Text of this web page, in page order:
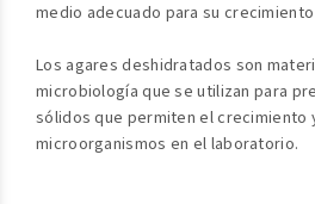
medio adecuado para su
Los agares deshidratados son
microbiología que se utilizan para
sólidos que permiten el crecimiento
microorganismos en el laboratorio.